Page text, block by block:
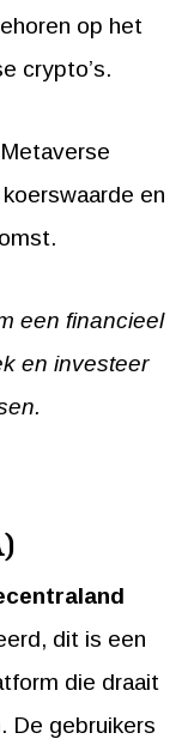
op het
crypto’s.
en
een financieel
en investeer
dit is een
die draait
De gebruikers